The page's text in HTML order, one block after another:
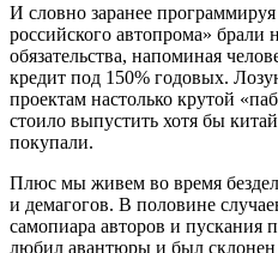
И словно заранее
российского автопрома» брали
обязательства, напоминая
кредит под 150% годовых.
проектам настолько крутой
стоило выпустить хотя бы
покупали.
Плюс мы живем во время
и демагогов. В половине
самопиара авторов и пускания
любил авантюры и был склонен